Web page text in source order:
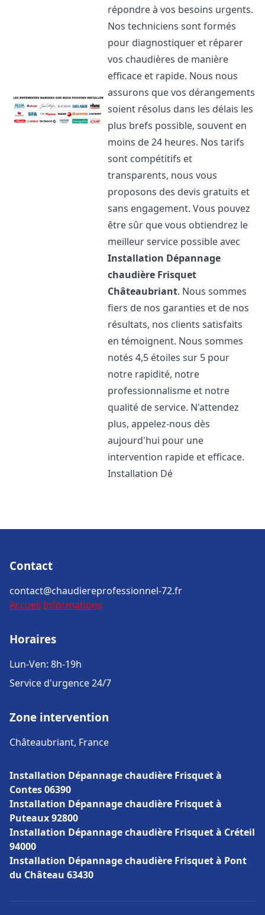
répondre à vos besoins urgents.
Nos techniciens sont formés
pour diagnostiquer et réparer
vos chaudières de manière
efficace et rapide. Nous nous
assurons que vos dérangements
soient résolus dans les délais les
plus brefs possible, souvent en
moins de 24 heures. Nos tarifs
sont compétitifs et
transparents, nous vous
proposons des devis gratuits et
sans engagement. Vous pouvez
être sûr que vous obtiendrez le
meilleur service possible avec
Installation Dépannage
chaudière Frisquet
Châteaubriant. Nous sommes
fiers de nos garanties et de nos
résultats, nos clients satisfaits
en témoignent. Nous sommes
notés 4,5 étoiles sur 5 pour
notre rapidité, notre
professionnalisme et notre
qualité de service. N'attendez
plus, appelez-nous dès
aujourd'hui pour une
intervention rapide et efficace.
Installation Dé
Contact
contact@chaudiereprofessionnel-72.fr
Accueil Informations
Horaires
Lun-Ven: 8h-19h
Service d'urgence 24/7
Zone intervention
Châteaubriant, France
Installation Dépannage chaudière Frisquet à
Contes 06390
Installation Dépannage chaudière Frisquet à
Puteaux 92800
Installation Dépannage chaudière Frisquet à Créteil
94000
Installation Dépannage chaudière Frisquet à Pont
du Château 63430